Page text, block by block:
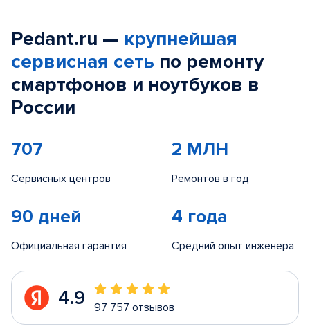
Pedant.ru — крупнейшая
сервисная сеть по ремонту
смартфонов и ноутбуков в
России
707
Сервисных центров
2 МЛН
Ремонтов в год
90 дней
Официальная гарантия
4 года
Средний опыт инженера
4.9 97 757 отзывов